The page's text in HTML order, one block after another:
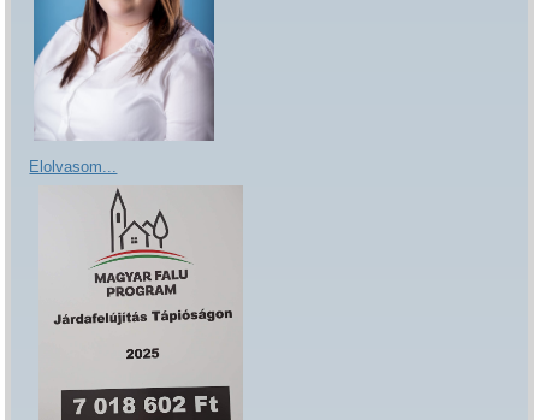
Elolvasom...